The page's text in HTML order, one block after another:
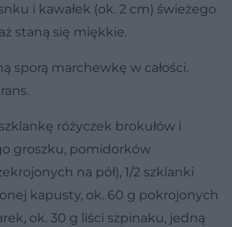
i kawałek (ok. 2 cm) świeżego
staną się miękkie.
sporą marchewkę w całości.
różyczek brokułów i
groszku, pomidorków
na pół), 1/2 szklanki
kapusty, ok. 60 g pokrojonych
ok. 30 g liści szpinaku, jedną